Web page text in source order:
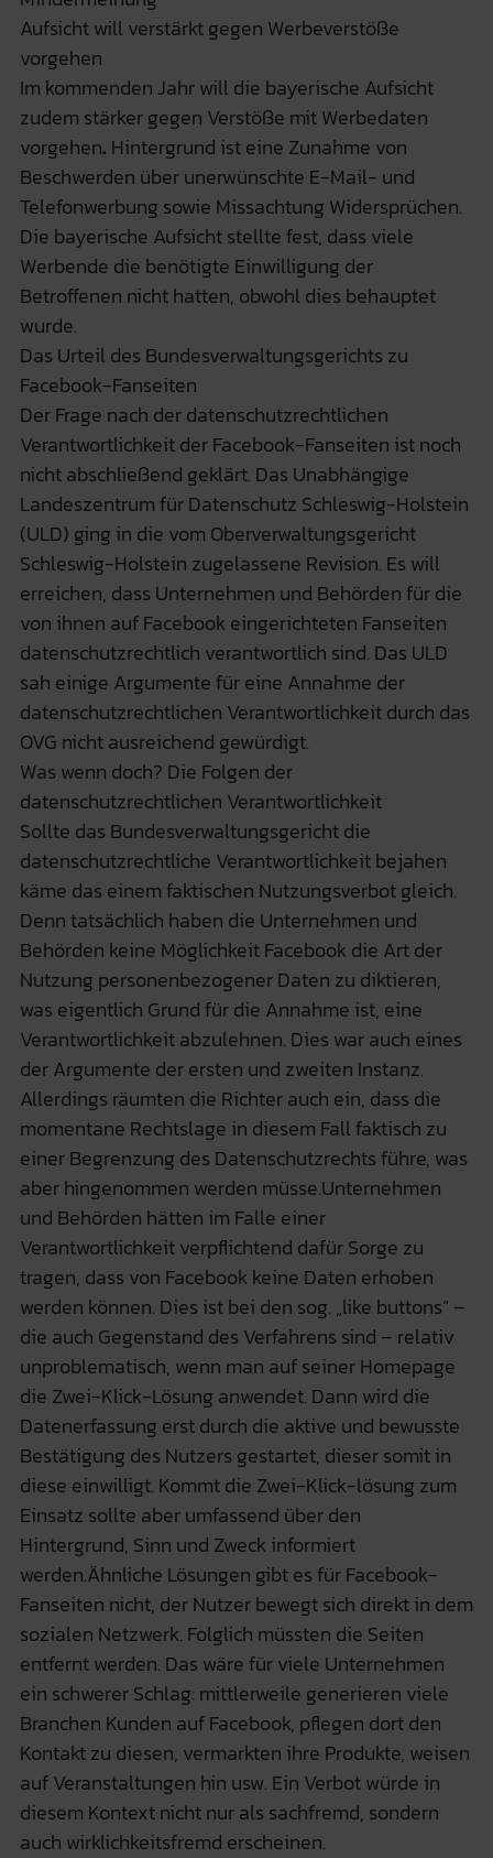
Aufsicht will verstärkt gegen Werbeverstöße
vorgehen
Im kommenden Jahr will die bayerische Aufsicht
zudem stärker gegen Verstöße mit Werbedaten
vorgehen. Hintergrund ist eine Zunahme von
Beschwerden über unerwünschte E-Mail- und
Telefonwerbung sowie Missachtung Widersprüchen.
Die bayerische Aufsicht stellte fest, dass viele
Werbende die benötigte Einwilligung der
Betroffenen nicht hatten, obwohl dies behauptet
wurde.
Das Urteil des Bundesverwaltungsgerichts zu
Facebook-Fanseiten
Der Frage nach der datenschutzrechtlichen
Verantwortlichkeit der Facebook-Fanseiten ist noch
nicht abschließend geklärt. Das Unabhängige
Landeszentrum für Datenschutz Schleswig-Holstein
(ULD) ging in die vom Oberverwaltungsgericht
Schleswig-Holstein zugelassene Revision. Es will
erreichen, dass Unternehmen und Behörden für die
von ihnen auf Facebook eingerichteten Fanseiten
datenschutzrechtlich verantwortlich sind. Das ULD
sah einige Argumente für eine Annahme der
datenschutzrechtlichen Verantwortlichkeit durch das
OVG nicht ausreichend gewürdigt.
Was wenn doch? Die Folgen der
datenschutzrechtlichen Verantwortlichkeit
Sollte das Bundesverwaltungsgericht die
datenschutzrechtliche Verantwortlichkeit bejahen
käme das einem faktischen Nutzungsverbot gleich.
Denn tatsächlich haben die Unternehmen und
Behörden keine Möglichkeit Facebook die Art der
Nutzung personenbezogener Daten zu diktieren,
was eigentlich Grund für die Annahme ist, eine
Verantwortlichkeit abzulehnen. Dies war auch eines
der Argumente der ersten und zweiten Instanz.
Allerdings räumten die Richter auch ein, dass die
momentane Rechtslage in diesem Fall faktisch zu
einer Begrenzung des Datenschutzrechts führe, was
aber hingenommen werden müsse.Unternehmen
und Behörden hätten im Falle einer
Verantwortlichkeit verpflichtend dafür Sorge zu
tragen, dass von Facebook keine Daten erhoben
werden können. Dies ist bei den sog. „like buttons“ –
die auch Gegenstand des Verfahrens sind – relativ
unproblematisch, wenn man auf seiner Homepage
die Zwei-Klick-Lösung anwendet. Dann wird die
Datenerfassung erst durch die aktive und bewusste
Bestätigung des Nutzers gestartet, dieser somit in
diese einwilligt. Kommt die Zwei-Klick-lösung zum
Einsatz sollte aber umfassend über den
Hintergrund, Sinn und Zweck informiert
werden.Ähnliche Lösungen gibt es für Facebook-
Fanseiten nicht, der Nutzer bewegt sich direkt in dem
sozialen Netzwerk. Folglich müssten die Seiten
entfernt werden. Das wäre für viele Unternehmen
ein schwerer Schlag: mittlerweile generieren viele
Branchen Kunden auf Facebook, pflegen dort den
Kontakt zu diesen, vermarkten ihre Produkte, weisen
auf Veranstaltungen hin usw. Ein Verbot würde in
diesem Kontext nicht nur als sachfremd, sondern
auch wirklichkeitsfremd erscheinen.